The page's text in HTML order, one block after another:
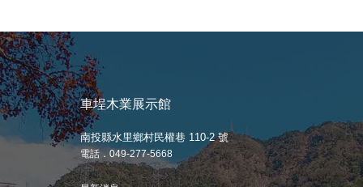
車埕木業展示館
南投縣水里鄉村民權巷 110-2 號
電話．049-277-5668